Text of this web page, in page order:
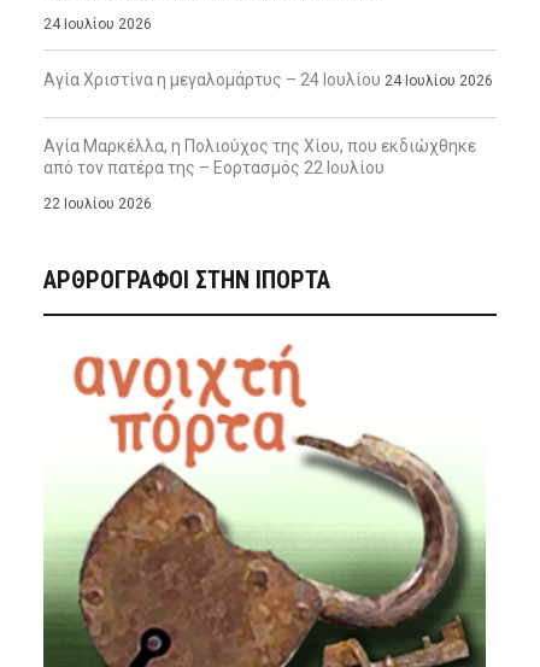
24 Ιουλίου 2026
Αγία Χριστίνα η μεγαλομάρτυς – 24 Ιουλίου 24 Ιουλίου 2026
Αγία Μαρκέλλα, η Πολιούχος της Χίου, που εκδιώχθηκε
από τον πατέρα της – Εορτασμός 22 Ιουλίου
22 Ιουλίου 2026
ΑΡΘΡΟΓΡΑΦΟΙ ΣΤΗΝ IΠΟΡΤΑ